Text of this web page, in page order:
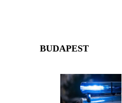
BUDAPEST